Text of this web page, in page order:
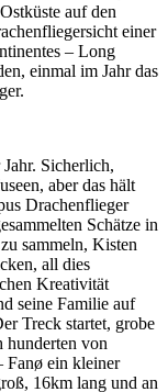
auf den
einer
– Long
einmal im Jahr das
Sicherlich,
aber das hält
Drachenflieger
Schätze in
sammeln, Kisten
all dies
Kreativität
seine Familie auf
Treck startet, grobe
hunderten von
Fanø ein kleiner
16km lang und an